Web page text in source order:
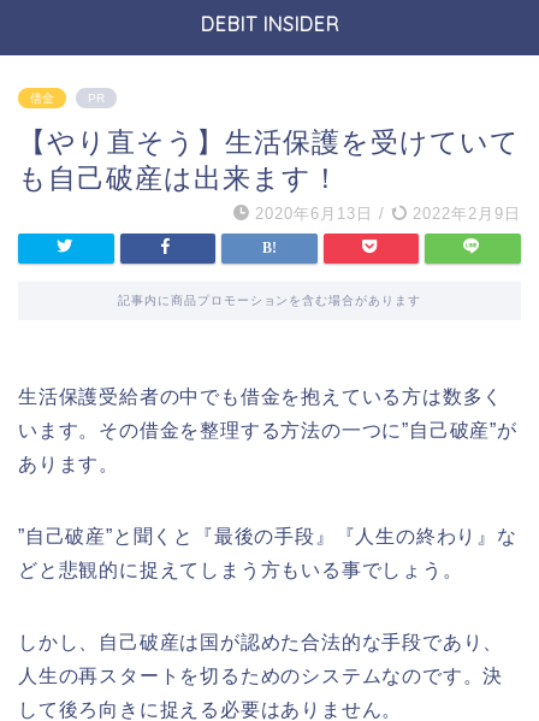
DEBIT INSIDER
借金 PR
【やり直そう】生活保護を受けていて
も自己破産は出来ます！
2020年6月13日 / 2022年2月9日
記事内に商品プロモーションを含む場合があります
生活保護受給者の中でも借金を抱えている方は数多く
います。その借金を整理する方法の一つに”自己破産”が
あります。
”自己破産”と聞くと『最後の手段』『人生の終わり』な
どと悲観的に捉えてしまう方もいる事でしょう。
しかし、自己破産は国が認めた合法的な手段であり、
人生の再スタートを切るためのシステムなのです。決
して後ろ向きに捉える必要はありません。